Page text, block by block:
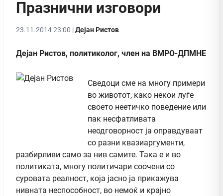
Празнични изговори
23.11.2014 23:00 |Дејан Ристов
Дејан Ристов, политиколог, член на ВМРО-ДПМНЕ
Сведоци сме на многу примери
во животот, како некои луѓе
своето неетичко поведение или
пак несфатливата
неодговорност ја оправдуваат
со разни квазиаргументи,
разбирливи само за нив самите. Така е и во
политиката, многу политичари соочени со
суровата реалност, која јасно ја прикажува
нивната неспособност, во немоќ и крајно